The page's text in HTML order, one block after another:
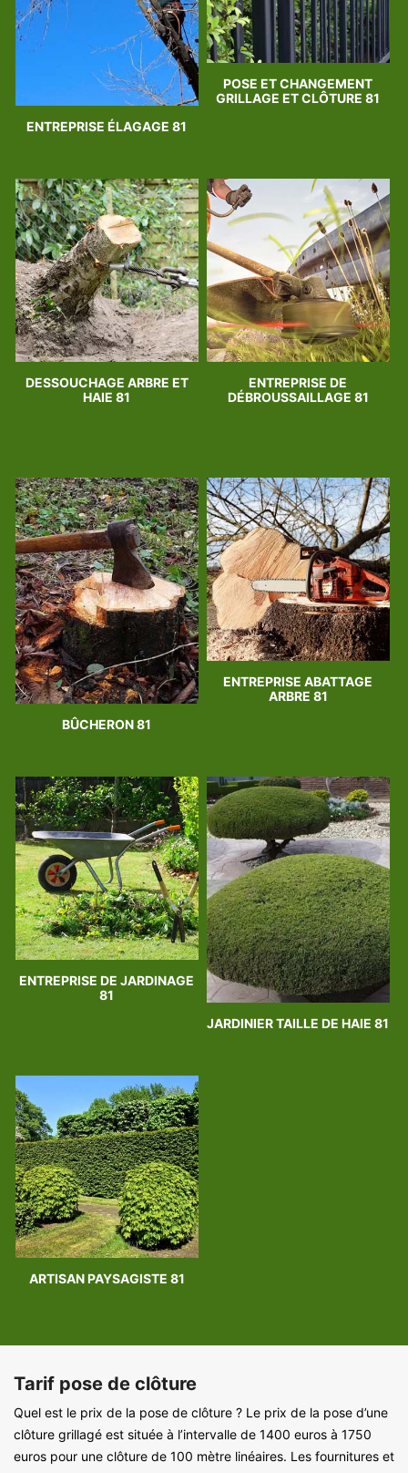
ENTREPRISE ÉLAGAGE 81
POSE ET CHANGEMENT
GRILLAGE ET CLÔTURE 81
DESSOUCHAGE ARBRE ET
HAIE 81
ENTREPRISE DE
DÉBROUSSAILLAGE 81
BÛCHERON 81
ENTREPRISE ABATTAGE
ARBRE 81
ENTREPRISE DE JARDINAGE
81
JARDINIER TAILLE DE HAIE 81
ARTISAN PAYSAGISTE 81
Tarif pose de clôture
Quel est le prix de la pose de clôture ? Le prix de la pose d’une
clôture grillagé est située à l’intervalle de 1400 euros à 1750
euros pour une clôture de 100 mètre linéaires. Les fournitures et